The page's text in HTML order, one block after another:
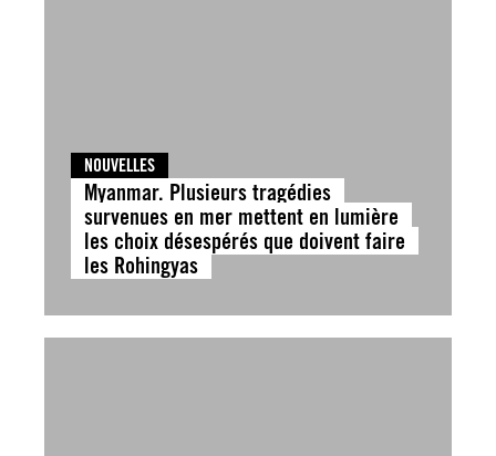
NOUVELLES
Myanmar. Plusieurs tragédies
survenues en mer mettent en lumière
les choix désespérés que doivent faire
les Rohingyas